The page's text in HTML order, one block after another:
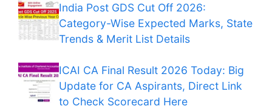
India Post GDS Cut Off 2026:
Category-Wise Expected Marks, State
Trends & Merit List Details
ICAI CA Final Result 2026 Today: Big
Update for CA Aspirants, Direct Link
to Check Scorecard Here